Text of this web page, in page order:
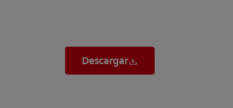
Descargar